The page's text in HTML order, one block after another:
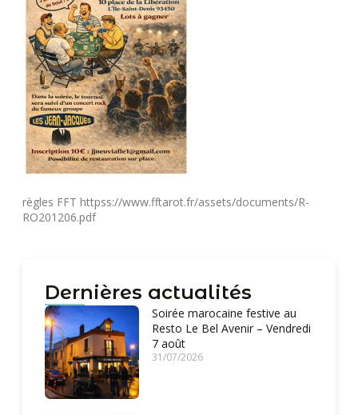
Dernières actualités
Soirée marocaine festive au
Resto Le Bel Avenir – Vendredi
7 août
31/07/2026
règles FFT httpss://www.fftarot.fr/assets/documents/R-
RO201206.pdf